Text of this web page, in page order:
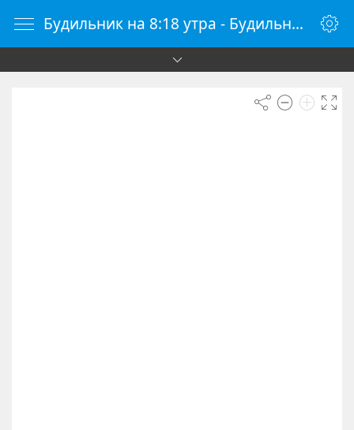
Будильник на 8:18 утра - Будильник онлайн - Будилки.ру